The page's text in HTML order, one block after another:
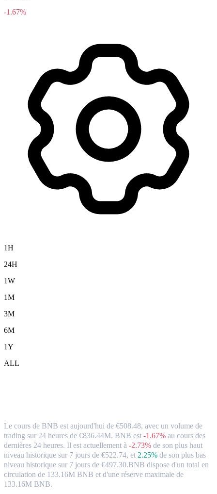
-1.67%
1H
24H
1W
1M
3M
6M
1Y
ALL
Le cours de BNB est aujourd'hui de €508.48, avec un volume de
trading sur 24 heures de €836.44M. BNB est -1.67% au cours des
dernières 24 heures. Il est actuellement à -2.73% de son plus haut
niveau historique sur 7 jours de €522.74, et 2.25% de son plus bas
niveau historique sur 7 jours de €497.30.BNB dispose d'un total en
circulation de 133.16M BNB et d'une réserve maximale de
133.16M BNB.